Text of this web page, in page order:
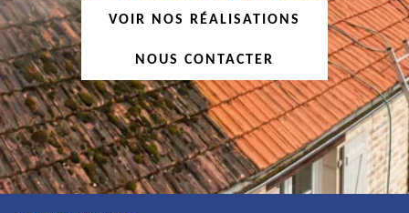
VOIR NOS RÉALISATIONS
NOUS CONTACTER